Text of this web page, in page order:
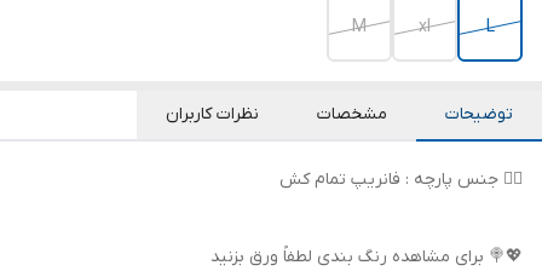
L
xl
M
توضیحات مشخصات نظرات کاربران
👌🏻 جنس پارچه : فانریپ تمام کش
💖🍭 برای مشاهده رنگ بندی لطفاً ورق بزنید